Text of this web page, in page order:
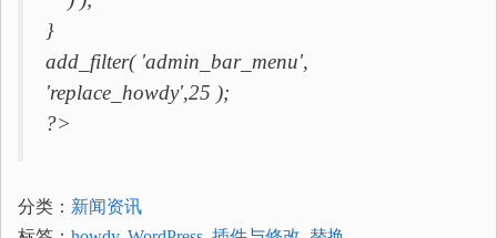
}
add_filter( 'admin_bar_menu',
'replace_howdy',25 );
?>
分类： 新闻资讯